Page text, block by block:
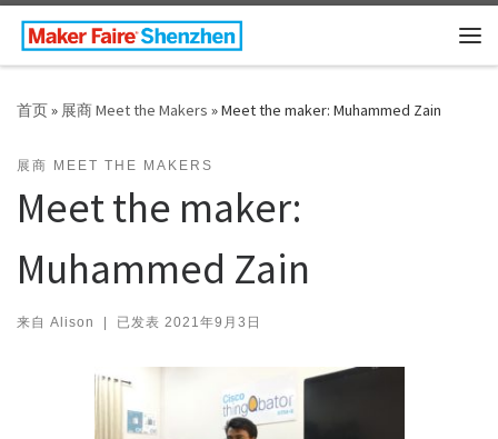
Skip to content
首页» 展商 Meet the Makers »Meet the maker: Muhammed Zain
展商 MEET THE MAKERS
Meet the maker:
Muhammed Zain
来自 Alison | 已发表 2021年9月3日